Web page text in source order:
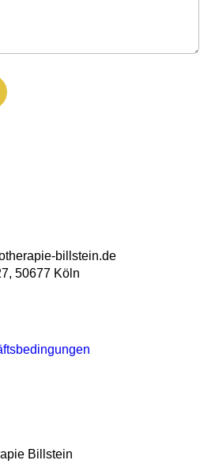
billstein.de
50677 Köln
Billstein